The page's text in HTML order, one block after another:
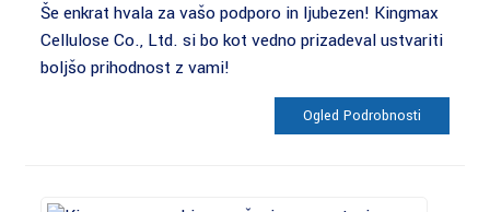
Še enkrat hvala za vašo podporo in ljubezen! Kingmax
Cellulose Co., Ltd. si bo kot vedno prizadeval ustvariti
boljšo prihodnost z vami!
Ogled Podrobnosti